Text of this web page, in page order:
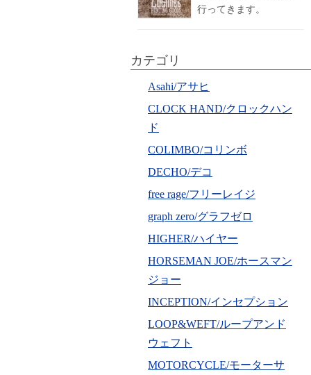
行ってきます。
カテゴリ
Asahi/アサヒ
CLOCK HAND/クロックハン
ド
COLIMBO/コリンボ
DECHO/デコ
free rage/フリーレイジ
graph zero/グラフゼロ
HIGHER/ハイヤー
HORSEMAN JOE/ホースマン
ジョー
INCEPTION/インセプション
LOOP&WEFT/ループアンド
ウェフト
MOTORCYCLE/モーターサ